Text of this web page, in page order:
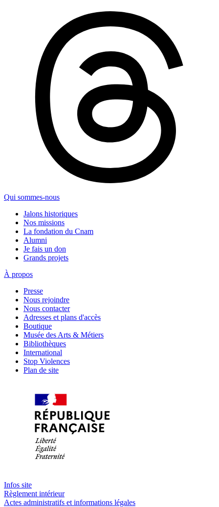
Qui sommes-nous
Jalons historiques
Nos missions
La fondation du Cnam
Alumni
Je fais un don
Grands projets
À propos
Presse
Nous rejoindre
Nous contacter
Adresses et plans d'accès
Boutique
Musée des Arts & Métiers
Bibliothèques
International
Stop Violences
Plan de site
Infos site
Règlement intérieur
Actes administratifs et informations légales